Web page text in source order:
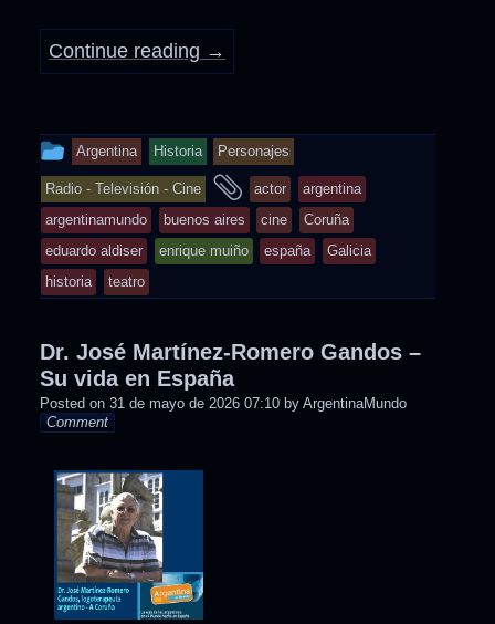
Continue reading →
This
entry
was
posted
in
Argentina Historia Personajes
Radio - Televisión - Cine
and
tagged
actor
argentina
argentinamundo
buenos aires cine
Coruña
eduardo aldiser
enrique muiño españa
Galicia
historia
teatro
Dr. José Martínez-Romero Gandos –
Su vida en España
Posted on 31 de mayo de 2026 07:10 by ArgentinaMundo
Comment